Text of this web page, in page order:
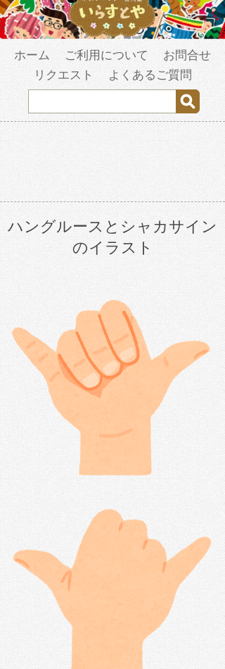
ホーム ご利用について
お問合せ
リクエスト
よくあるご質問
ハングルースとシャカサイン
のイラスト